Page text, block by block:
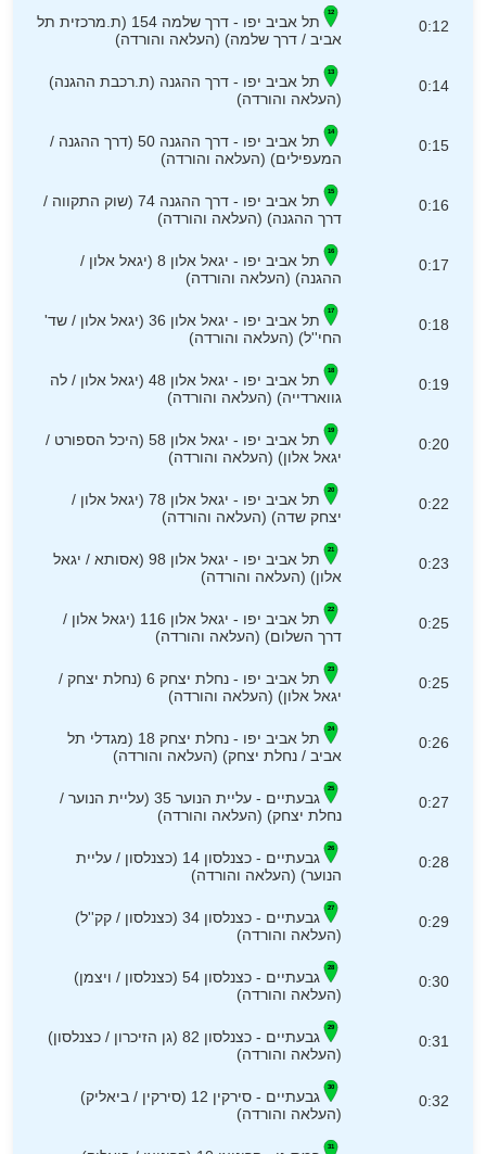
0:12
תל אביב יפו - דרך שלמה 154 (ת.מרכזית תל
אביב / דרך שלמה) (העלאה והורדה)
0:14
תל אביב יפו - דרך ההגנה (ת.רכבת ההגנה)
(העלאה והורדה)
0:15
תל אביב יפו - דרך ההגנה 50 (דרך ההגנה /
המעפילים) (העלאה והורדה)
0:16
תל אביב יפו - דרך ההגנה 74 (שוק התקווה /
דרך ההגנה) (העלאה והורדה)
0:17
תל אביב יפו - יגאל אלון 8 (יגאל אלון /
ההגנה) (העלאה והורדה)
0:18
תל אביב יפו - יגאל אלון 36 (יגאל אלון / שד'
החי''ל) (העלאה והורדה)
0:19
תל אביב יפו - יגאל אלון 48 (יגאל אלון / לה
גווארדייה) (העלאה והורדה)
0:20
תל אביב יפו - יגאל אלון 58 (היכל הספורט /
יגאל אלון) (העלאה והורדה)
0:22
תל אביב יפו - יגאל אלון 78 (יגאל אלון /
יצחק שדה) (העלאה והורדה)
0:23
תל אביב יפו - יגאל אלון 98 (אסותא / יגאל
אלון) (העלאה והורדה)
0:25
תל אביב יפו - יגאל אלון 116 (יגאל אלון /
דרך השלום) (העלאה והורדה)
0:25
תל אביב יפו - נחלת יצחק 6 (נחלת יצחק /
יגאל אלון) (העלאה והורדה)
0:26
תל אביב יפו - נחלת יצחק 18 (מגדלי תל
אביב / נחלת יצחק) (העלאה והורדה)
0:27
גבעתיים - עליית הנוער 35 (עליית הנוער /
נחלת יצחק) (העלאה והורדה)
0:28
גבעתיים - כצנלסון 14 (כצנלסון / עליית
הנוער) (העלאה והורדה)
0:29
גבעתיים - כצנלסון 34 (כצנלסון / קק''ל)
(העלאה והורדה)
0:30
גבעתיים - כצנלסון 54 (כצנלסון / ויצמן)
(העלאה והורדה)
0:31
גבעתיים - כצנלסון 82 (גן הזיכרון / כצנלסון)
(העלאה והורדה)
0:32
גבעתיים - סירקין 12 (סירקין / ביאליק)
(העלאה והורדה)